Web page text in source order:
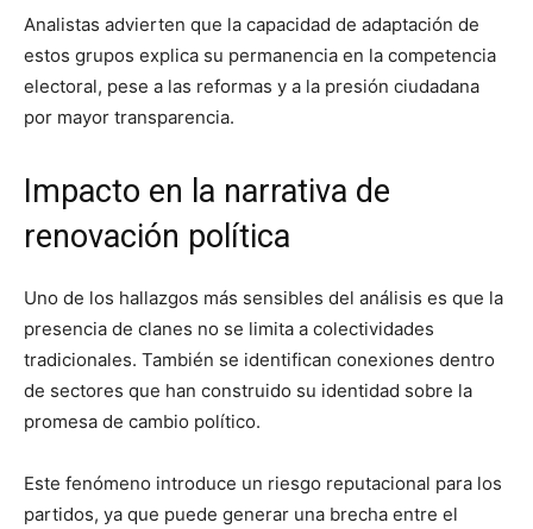
Analistas advierten que la capacidad de adaptación de
estos grupos explica su permanencia en la competencia
electoral, pese a las reformas y a la presión ciudadana
por mayor transparencia.
Impacto en la narrativa de
renovación política
Uno de los hallazgos más sensibles del análisis es que la
presencia de clanes no se limita a colectividades
tradicionales. También se identifican conexiones dentro
de sectores que han construido su identidad sobre la
promesa de cambio político.
Este fenómeno introduce un riesgo reputacional para los
partidos, ya que puede generar una brecha entre el